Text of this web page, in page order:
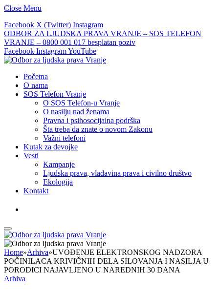
Close Menu
Facebook X (Twitter) Instagram
ODBOR ZA LJUDSKA PRAVA VRANJE – SOS TELEFON
VRANJE – 0800 001 017 besplatan poziv
Facebook InstagramYouTube
Početna
O nama
SOS Telefon Vranje
O SOS Telefon-u Vranje
O nasilju nad ženama
Pravna i psihosocijalna podrška
Šta treba da znate o novom Zakonu
Važni telefoni
Kutak za devojke
Vesti
Kampanje
Ljudska prava, vladavina prava i civilno društvo
Ekologija
Kontakt
Home»Arhiva»UVOĐENJE ELEKTRONSKOG NADZORA
POČINILACA KRIVIČNIH DELA SILOVANJA I NASILJA U
PORODICI NAJAVLJENO U NAREDNIH 30 DANA
Arhiva